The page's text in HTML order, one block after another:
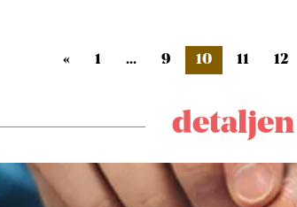
« 1 ... 9 10 11 12
detaljen